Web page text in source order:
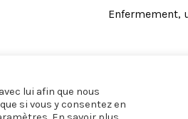
Enfermement,
lui afin que nous
si vous y consentez en